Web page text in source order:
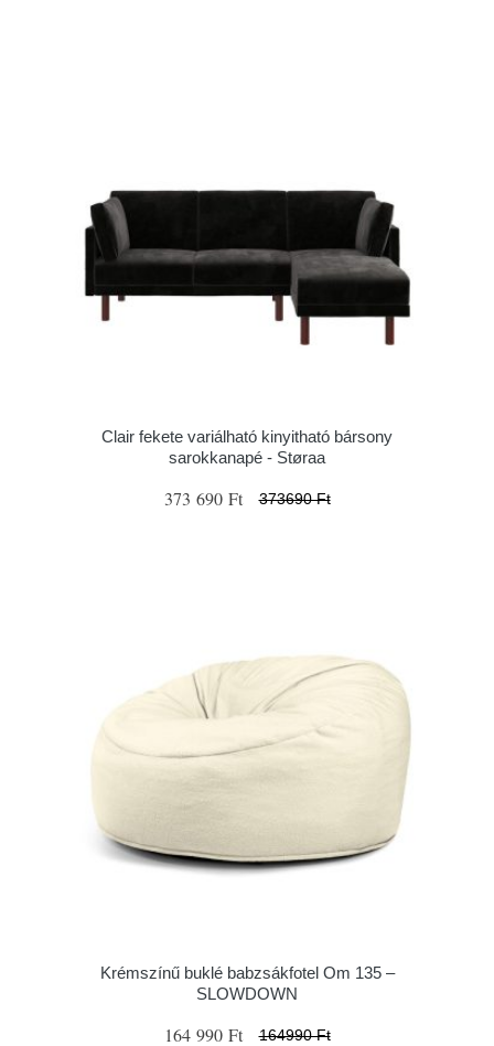
Clair fekete variálható kinyitható bársony
sarokkanapé - Støraa
373 690 Ft 373690 Ft
Krémszínű buklé babzsákfotel Om 135 –
SLOWDOWN
164 990 Ft 164990 Ft